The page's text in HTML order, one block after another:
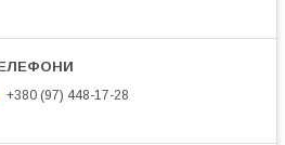
+380 (97) 448-17-28